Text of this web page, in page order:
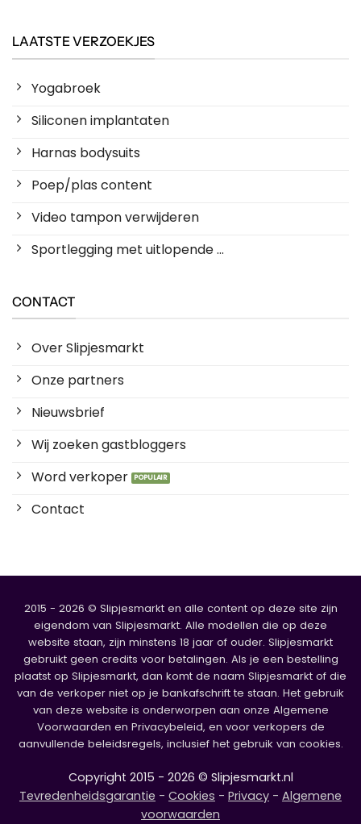
LAATSTE VERZOEKJES
Yogabroek
Siliconen implantaten
Harnas bodysuits
Poep/plas content
Video tampon verwijderen
Sportlegging met uitlopende ...
CONTACT
Over Slipjesmarkt
Onze partners
Nieuwsbrief
Wij zoeken gastbloggers
Word verkoper
Contact
2015 - 2026 © Slipjesmarkt en alle content op deze site zijn
eigendom van Slipjesmarkt. Alle modellen die op deze
website staan, zijn minstens 18 jaar of ouder. Slipjesmarkt
gebruikt geen credits voor betalingen. Als je een bestelling
plaatst op Slipjesmarkt, dan komt de naam Slipjesmarkt of die
van de verkoper niet op je bankafschrift te staan. Het gebruik
van deze website is onderworpen aan onze Algemene
Voorwaarden en Privacybeleid, en voor verkopers de
aanvullende beleidsregels, inclusief het gebruik van cookies.
Copyright 2015 - 2026 © Slipjesmarkt.nl
Tevredenheidsgarantie - Cookies - Privacy - Algemene
voorwaarden